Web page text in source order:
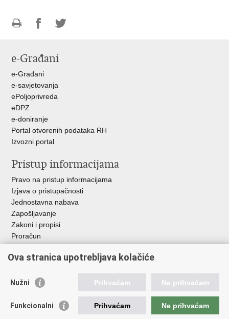
FacebookuTwitteru
e-Građani
e-Građani
e-savjetovanja
ePoljoprivreda
eDPZ
e-doniranje
Portal otvorenih podataka RH
Izvozni portal
Pristup informacijama
Pravo na pristup informacijama
Izjava o pristupačnosti
Jednostavna nabava
Zapošljavanje
Zakoni i propisi
Proračun
RH
Važne poveznice
Hrvatska agencija za poljoprivredu i hranu
Ova stranica upotrebljava kolačiće
Nužni Prihvaćam Ne prihvaćam
Funkcionalni Prihvaćam Ne prihvaćam